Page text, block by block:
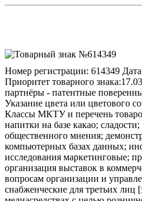
Номер регистрации: 614349
Приоритет товарного знака:
партнёры - патентные
Указание цвета или цветового
Классы МКТУ и перечень
напитки на базе какао;
общественного мнения;
компьютерных базах данных;
исследования маркетинговые;
организация выставок в
вопросам организации и
снабженческие для третьих лиц